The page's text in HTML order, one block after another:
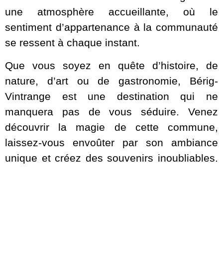
une atmosphère accueillante, où le
sentiment d’appartenance à la communauté
se ressent à chaque instant.
Que vous soyez en quête d’histoire, de
nature, d’art ou de gastronomie, Bérig-
Vintrange est une destination qui ne
manquera pas de vous séduire. Venez
découvrir la magie de cette commune,
laissez-vous envoûter par son ambiance
unique et créez des souvenirs inoubliables.